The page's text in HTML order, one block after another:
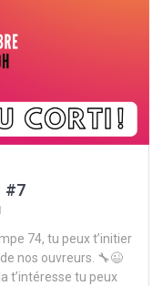
#7
74, tu peux t’initier
de nos ouvreurs. 🔧😉
t’intéresse tu peux